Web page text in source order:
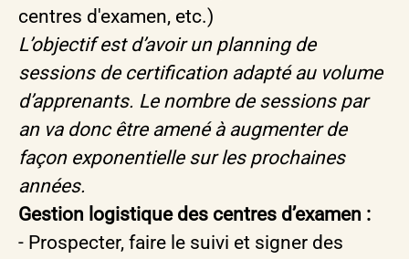
centres d'examen, etc.)
L’objectif est d’avoir un planning de
sessions de certification adapté au volume
d’apprenants. Le nombre de sessions par
an va donc être amené à augmenter de
façon exponentielle sur les prochaines
années.
Gestion logistique des centres d’examen :
- Prospecter, faire le suivi et signer des